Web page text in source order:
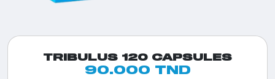
TRIBULUS 120 CAPSULES
90.000 TND